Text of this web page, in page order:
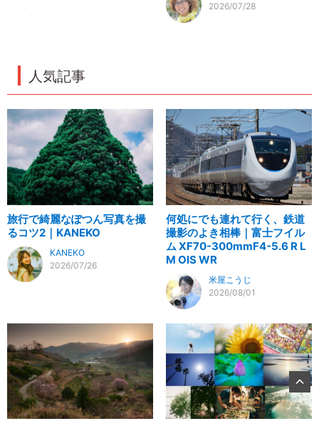
2026/07/28
人気記事
旅行で綺麗なぽつん写真を撮
るコツ2｜KANEKO
KANEKO
2026/07/26
何処にでも連れて行く、鉄道
撮影のよき相棒｜富士フイル
ム XF70-300mmF4-5.6 R L
M OIS WR
米屋こうじ
2026/08/01